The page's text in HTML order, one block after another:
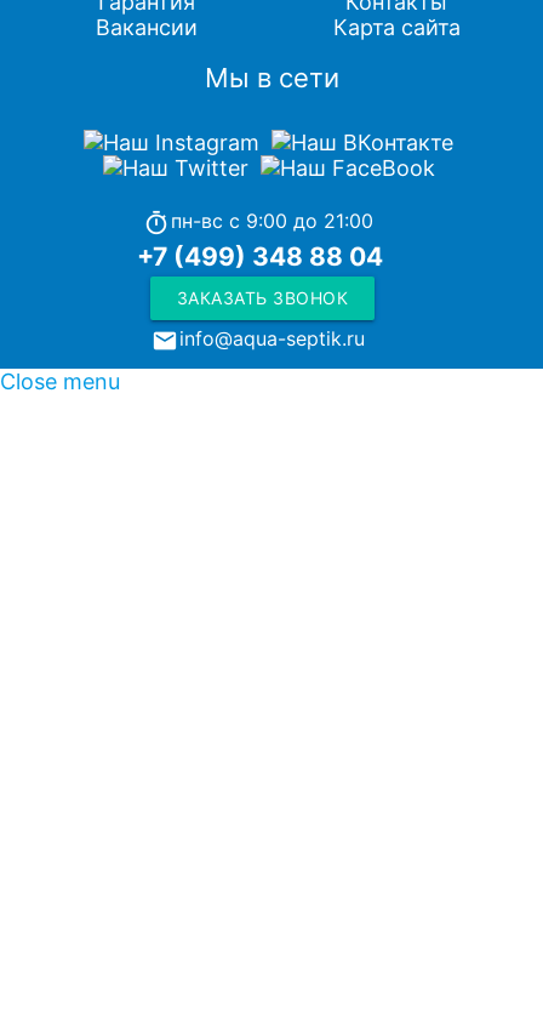
Вакансии
Карта сайта
Мы в сети
timer пн-вс с 9:00 до 21:00
+7 (499) 348 88 04
ЗАКАЗАТЬ ЗВОНОК
local_post_officeinfo@aqua-septik.ru
Close menu